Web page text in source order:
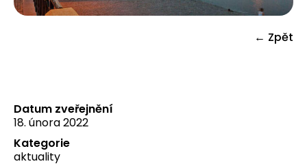
← Zpět
Datum zveřejnění
18. února 2022
Kategorie
aktuality